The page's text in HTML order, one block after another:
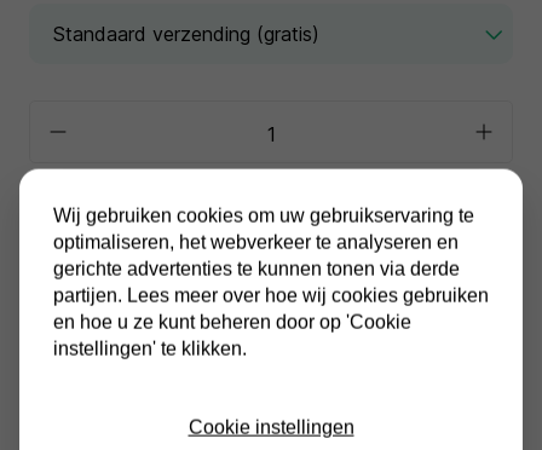
In winkelwagen
Alle prijzen zijn inclusief BTW
Altijd gratis verzending
Wij gebruiken cookies om uw gebruikservaring te
optimaliseren, het webverkeer te analyseren en
gerichte advertenties te kunnen tonen via derde
partijen. Lees meer over hoe wij cookies gebruiken
en hoe u ze kunt beheren door op 'Cookie
instellingen' te klikken.
Cookie instellingen